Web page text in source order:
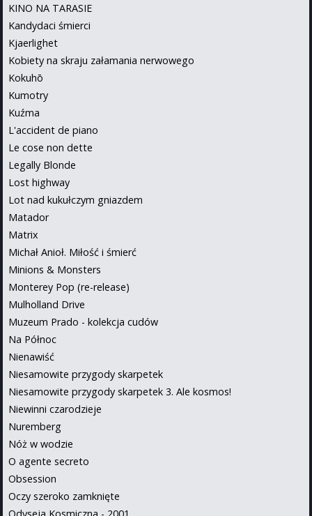
KINO NA TARASIE
Kandydaci śmierci
Kjaerlighet
Kobiety na skraju załamania nerwowego
Kokuhō
Kumotry
Kuźma
L'accident de piano
Le cose non dette
Legally Blonde
Lost highway
Lot nad kukułczym gniazdem
Matador
Matrix
Michał Anioł. Miłość i śmierć
Minions & Monsters
Monterey Pop (re-release)
Mulholland Drive
Muzeum Prado - kolekcja cudów
Na Północ
Nienawiść
Niesamowite przygody skarpetek
Niesamowite przygody skarpetek 3. Ale kosmos!
Niewinni czarodzieje
Nuremberg
Nóż w wodzie
O agente secreto
Obsession
Oczy szeroko zamknięte